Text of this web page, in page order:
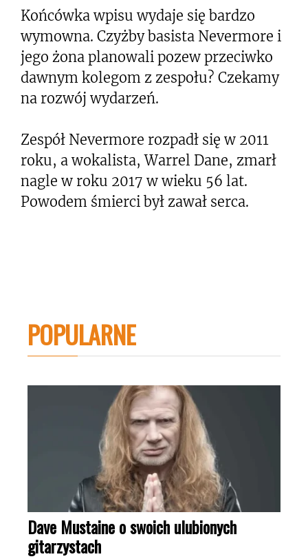
Końcówka wpisu wydaje się bardzo
wymowna. Czyżby basista Nevermore i
jego żona planowali pozew przeciwko
dawnym kolegom z zespołu? Czekamy
na rozwój wydarzeń.
Zespół Nevermore rozpadł się w 2011
roku, a wokalista, Warrel Dane, zmarł
nagle w roku 2017 w wieku 56 lat.
Powodem śmierci był zawał serca.
POPULARNE
Dave Mustaine o swoich ulubionych
gitarzystach